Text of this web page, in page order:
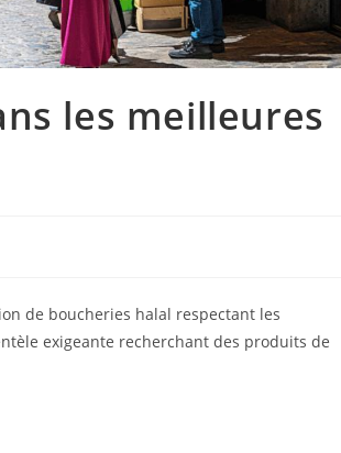
les meilleures
de boucheries halal respectant les
exigeante recherchant des produits de